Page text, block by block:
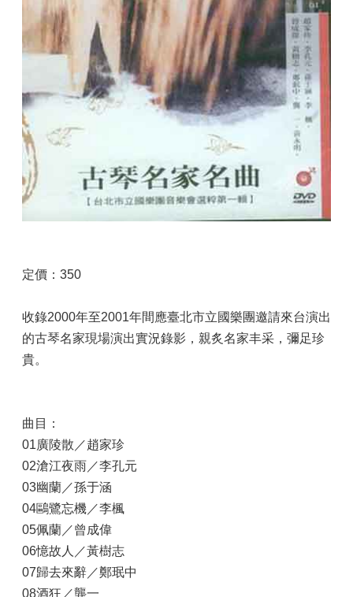
定價：350
收錄2000年至2001年間應臺北市立國樂團邀請來台演出
的古琴名家現場演出實況錄影，親炙名家丰采，彌足珍
貴。
曲目：
01廣陵散／趙家珍
02滄江夜雨／李孔元
03幽蘭／孫于涵
04鷗鷺忘機／李楓
05佩蘭／曾成偉
06憶故人／黃樹志
07歸去來辭／鄭珉中
08酒狂／龔一